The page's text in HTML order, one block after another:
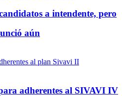
a intendente, pero
aún
adherentes al SIVAVI IV